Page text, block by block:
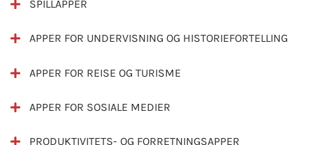
SPILLAPPER
APPER FOR UNDERVISNING OG HISTORIEFORTELLING
APPER FOR REISE OG TURISME
APPER FOR SOSIALE MEDIER
PRODUKTIVITETS- OG FORRETNINGSAPPER